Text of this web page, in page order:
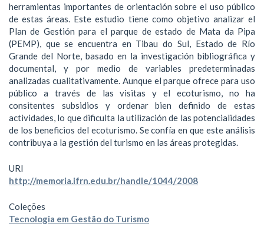
herramientas importantes de orientación sobre el uso público
de estas áreas. Este estudio tiene como objetivo analizar el
Plan de Gestión para el parque de estado de Mata da Pipa
(PEMP), que se encuentra en Tibau do Sul, Estado de Río
Grande del Norte, basado en la investigación bibliográfica y
documental, y por medio de variables predeterminadas
analizadas cualitativamente. Aunque el parque ofrece para uso
público a través de las visitas y el ecoturismo, no ha
consitentes subsidios y ordenar bien definido de estas
actividades, lo que dificulta la utilización de las potencialidades
de los beneficios del ecoturismo. Se confía en que este análisis
contribuya a la gestión del turismo en las áreas protegidas.
URI
http://memoria.ifrn.edu.br/handle/1044/2008
Coleções
Tecnologia em Gestão do Turismo